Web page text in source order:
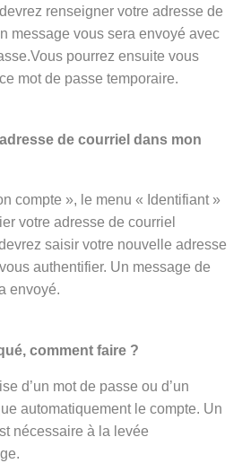
renseigner votre adresse de
message vous sera envoyé avec
pourrez ensuite vous
mot de passe temporaire.
de courriel dans mon
compte », le menu « Identifiant »
votre adresse de courriel
saisir votre nouvelle adresse
authentifier. Un message de
envoyé.
comment faire ?
d’un mot de passe ou d’un
automatiquement le compte. Un
nécessaire à la levée